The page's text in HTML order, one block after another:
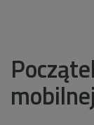
mobilnej